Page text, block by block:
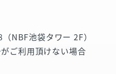
NBF池袋タワー 2F）
ご利用頂けない場合